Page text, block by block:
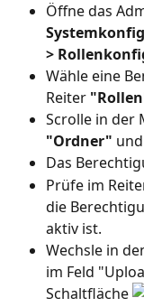
Öffne das
>
Wähle eine
Reiter
Scrolle in der
"Ordner"
Das
Prüfe im
die
aktiv ist.
Wechsle in
im Feld
Schaltfläche